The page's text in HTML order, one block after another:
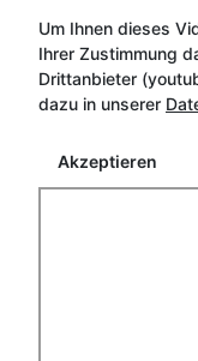
Um Ihnen dieses
Ihrer Zustimmung
Drittanbieter
dazu in unserer
Akzeptieren